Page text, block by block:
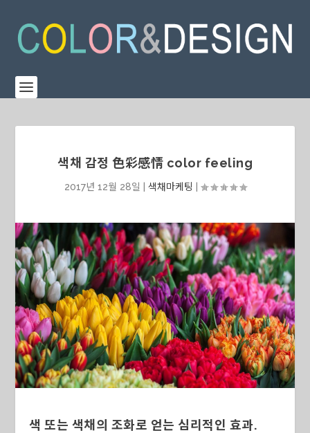
색채 감정 色彩感情 color feeling
2017년 12월 28일 색채마케팅
색 또는 색채의 조화로 얻는 심리적인 효과.